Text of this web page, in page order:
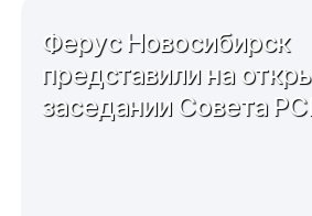
Ферус Новосибирск
представили на
заседании Совета